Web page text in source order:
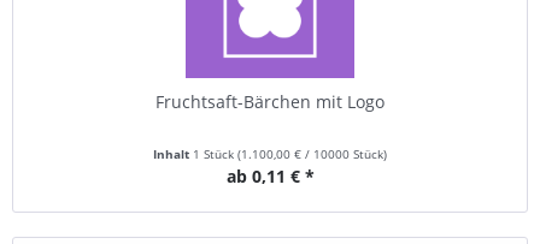
Fruchtsaft-Bärchen mit Logo
Inhalt 1 Stück (1.100,00 € / 10000 Stück)
ab 0,11 € *